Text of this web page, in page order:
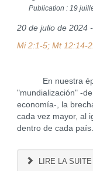
Publication : 19
20 de julio de 2024
Mi 2:1-5; Mt 12:14-
En nuestra
"mundialización" -
economía-, la
cada vez mayor, al
dentro de cada país.
LIRE LA